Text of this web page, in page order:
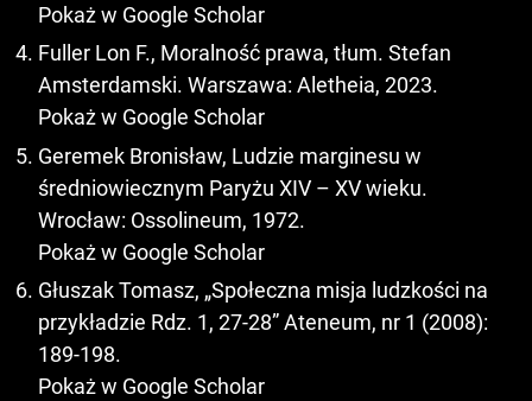
Pokaż w Google Scholar
Fuller Lon F., Moralność prawa, tłum. Stefan
Amsterdamski. Warszawa: Aletheia, 2023.
Pokaż w Google Scholar
Geremek Bronisław, Ludzie marginesu w
średniowiecznym Paryżu XIV – XV wieku.
Wrocław: Ossolineum, 1972.
Pokaż w Google Scholar
Głuszak Tomasz, „Społeczna misja ludzkości na
przykładzie Rdz. 1, 27-28” Ateneum, nr 1 (2008):
189-198.
Pokaż w Google Scholar